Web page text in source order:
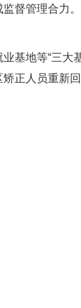
督管理合力
地等“三大
正人员重